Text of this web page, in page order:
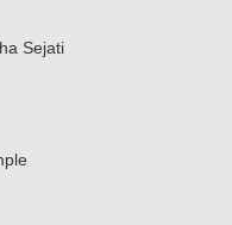
Sejati